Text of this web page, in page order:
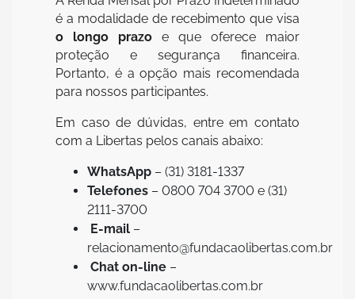
é a modalidade de recebimento que visa
o longo prazo e que oferece maior
proteção e segurança financeira.
Portanto, é a opção mais recomendada
para nossos participantes.
Em caso de dúvidas, entre em contato
com a Libertas pelos canais abaixo:
WhatsApp – (31) 3181-1337
Telefones – 0800 704 3700 e (31)
2111-3700
E-mail –
relacionamento@fundacaolibertas.com.br
Chat on-line –
www.fundacaolibertas.com.br